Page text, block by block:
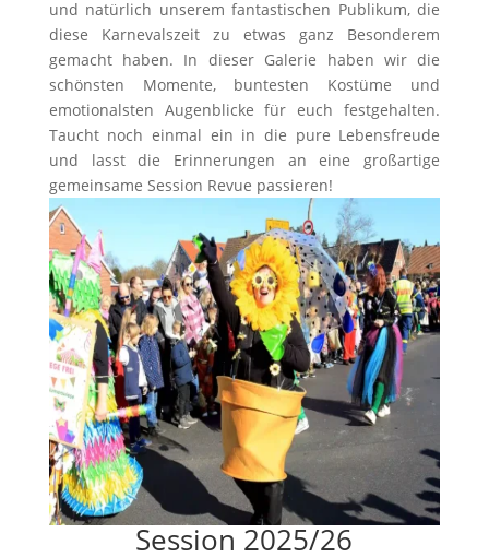
und natürlich unserem fantastischen Publikum, die
diese Karnevalszeit zu etwas ganz Besonderem
gemacht haben. In dieser Galerie haben wir die
schönsten Momente, buntesten Kostüme und
emotionalsten Augenblicke für euch festgehalten.
Taucht noch einmal ein in die pure Lebensfreude
und lasst die Erinnerungen an eine großartige
gemeinsame Session Revue passieren!
Session 2025/26